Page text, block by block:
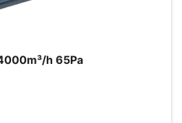
h 65Pa